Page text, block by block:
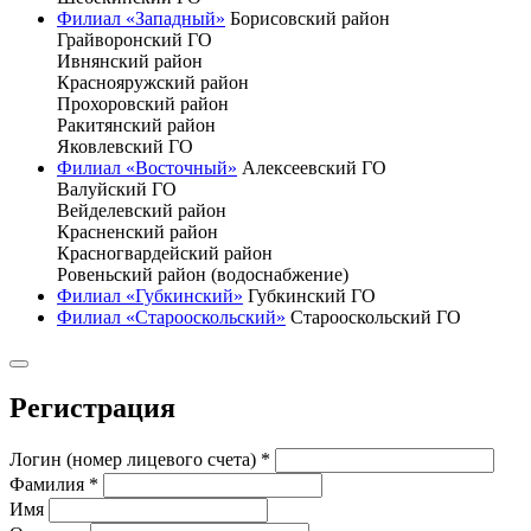
Филиал «Западный» Борисовский район
Грайворонский ГО
Ивнянский район
Краснояружский район
Прохоровский район
Ракитянский район
Яковлевский ГО
Филиал «Восточный» Алексеевский ГО
Валуйский ГО
Вейделевский район
Красненский район
Красногвардейский район
Ровеньский район (водоснабжение)
Филиал «Губкинский» Губкинский ГО
Филиал «Старооскольский» Старооскольский ГО
Регистрация
Логин (номер лицевого счета) *
Фамилия *
Имя